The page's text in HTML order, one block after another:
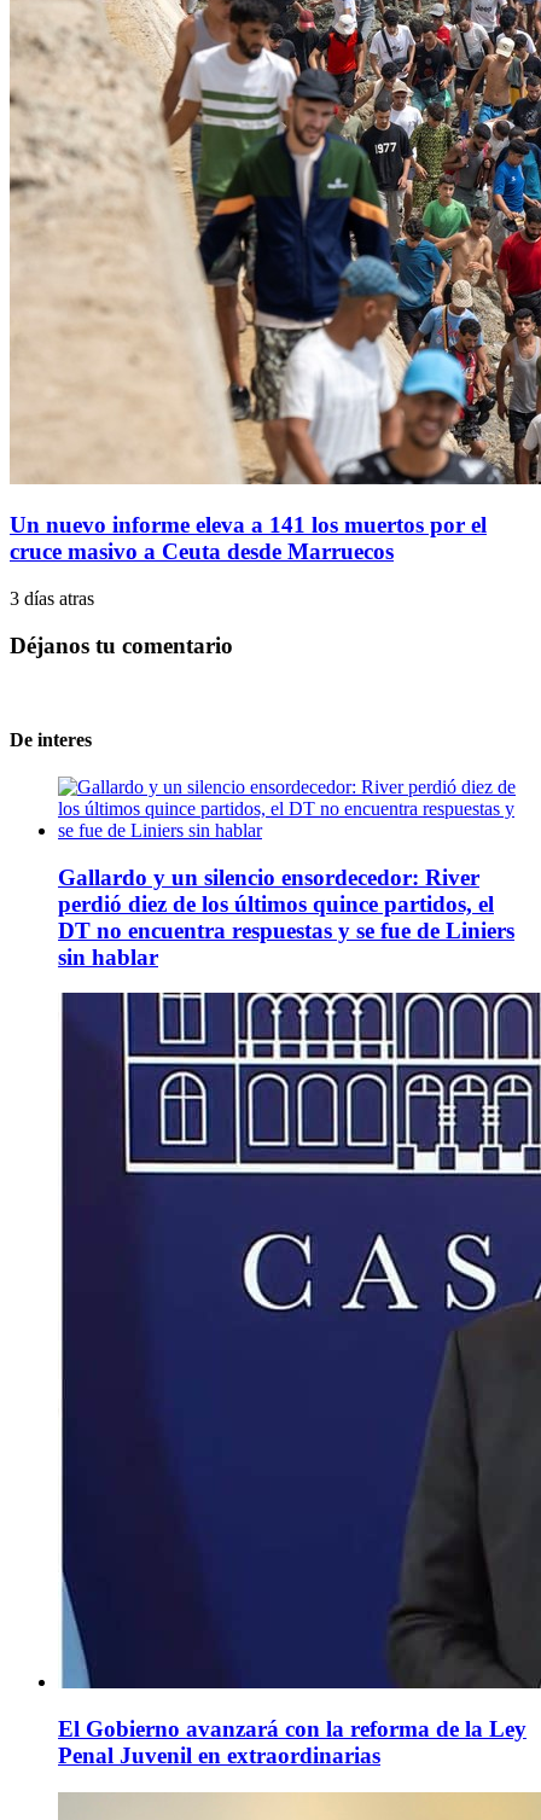
Un nuevo informe eleva a 141 los muertos por el
cruce masivo a Ceuta desde Marruecos
3 días atras
Déjanos tu comentario
De interes
Gallardo y un silencio ensordecedor: River
perdió diez de los últimos quince partidos, el
DT no encuentra respuestas y se fue de Liniers
sin hablar
El Gobierno avanzará con la reforma de la Ley
Penal Juvenil en extraordinarias